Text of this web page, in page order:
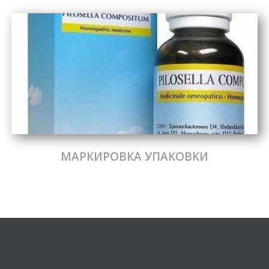
МАРКИРОВКА УПАКОВКИ